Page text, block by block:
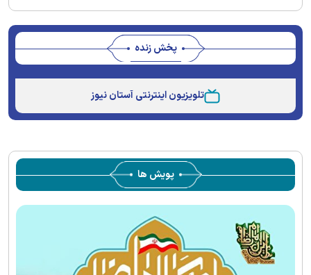
پخش زنده
تلویزیون اینترنتی آستان نیوز
پویش ها